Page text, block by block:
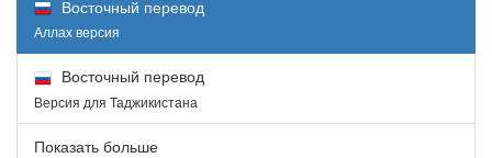
Восточный перевод
Аллах версия
Восточный перевод
Версия для Таджикистана
Показать больше